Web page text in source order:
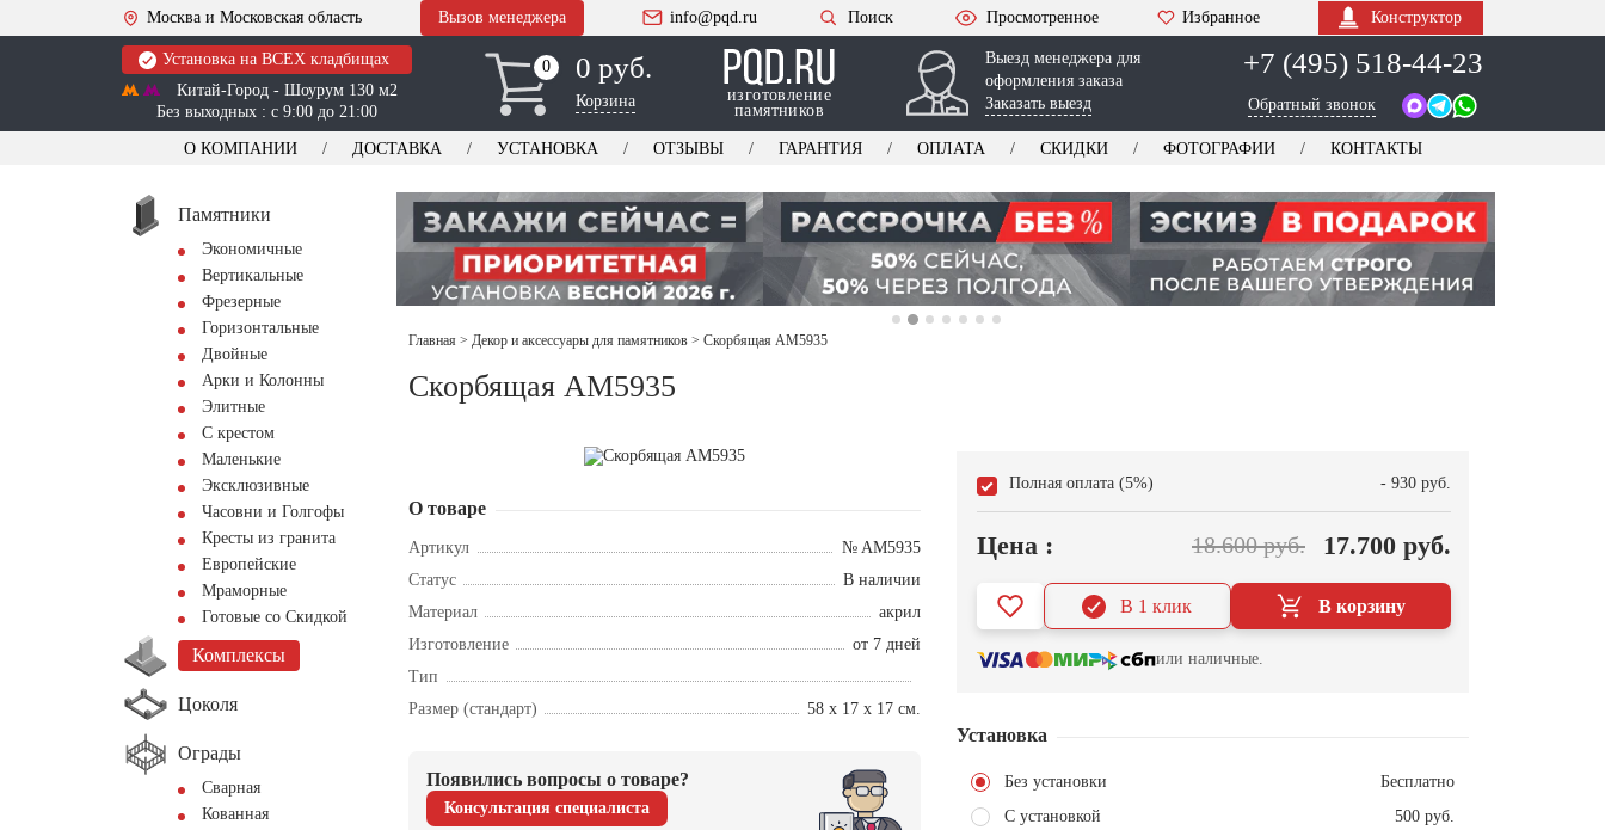
Москва и Московская область Вызов менеджера info@pqd.ru Поиск Просмотренное Избранное Конструктор
Установка на ВСЕХ кладбищах
Китай-Город - Шоурум 130 м2
Без выходных : с 9:00 до 21:00
0
0 0 руб.
Корзина
изготовление
памятников
Выезд менеджера для
оформления заказа
Заказать выезд
+7 (495) 518-44-23
Обратный звонок
О КОМПАНИИ ДОСТАВКА УСТАНОВКА ОТЗЫВЫ ГАРАНТИЯ ОПЛАТА СКИДКИ ФОТОГРАФИИ КОНТАКТЫ
Памятники
Экономичные
Вертикальные
Фрезерные
Горизонтальные
Двойные
Арки и Колонны
Элитные
С крестом
Маленькие
Эксклюзивные
Часовни и Голгофы
Кресты из гранита
Европейские
Мраморные
Готовые со Скидкой
Комплексы
Цоколя
Ограды
Сварная
Кованная
Главная > Декор и аксессуары для памятников > Скорбящая AM5935
Скорбящая AM5935
О товаре
Артикул
№ AM5935
Статус
В наличии
Материал
акрил
Изготовление
от 7 дней
Тип
Размер (стандарт)
58 х 17 х 17 см.
Появились вопросы о товаре?
Консультация специалиста
Полная оплата (5%) - 930 руб.
Цена : 18.600 руб. 17.700 руб.
В корзину
В 1 клик
или наличные.
Установка
Без установки
Бесплатно
С установкой
500 руб.